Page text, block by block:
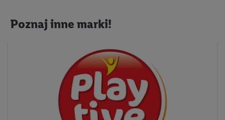
Poznaj inne marki!
informacji, mierzenie sukcesu kampanii reklamowych za
pośrednictwem TTD oraz wykorzystanie opartej na
wykorzystywanie dokładnych danych lokalizacyjnych, analiza
grup docelowych na podstawie statystyk lub łączenia danych
z różnych źródeł, opracowywanie i ulepszanie ofert, pomiar
skuteczności reklam, wykorzystanie ograniczonych danych do
wyboru reklam, wykorzystanie profili do doboru
spersonalizowanych reklam, tworzenie profili na potrzeby